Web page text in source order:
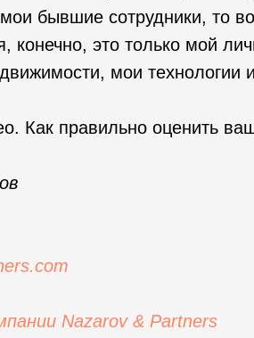
бывшие сотрудники, то
конечно, это только мой
мои технологии
Как правильно оценить
Nazarov & Partners